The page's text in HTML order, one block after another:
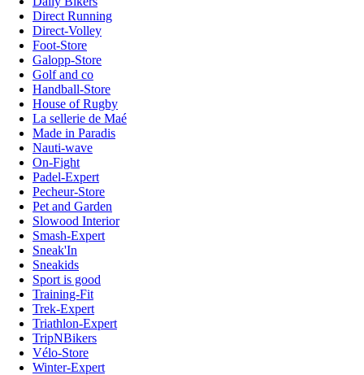
Direct Running
Direct-Volley
Foot-Store
Galopp-Store
Golf and co
Handball-Store
House of Rugby
La sellerie de Maé
Made in Paradis
Nauti-wave
On-Fight
Padel-Expert
Pecheur-Store
Pet and Garden
Slowood Interior
Smash-Expert
Sneak'In
Sneakids
Sport is good
Training-Fit
Trek-Expert
Triathlon-Expert
TripNBikers
Vélo-Store
Winter-Expert